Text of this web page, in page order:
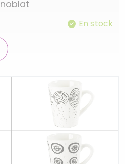
En stock